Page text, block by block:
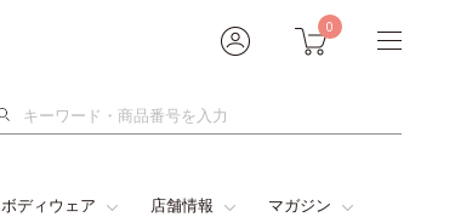
0
検
ボディウェア 店舗情報 マガジン